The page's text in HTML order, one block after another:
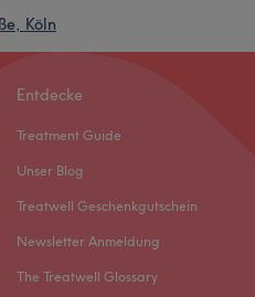
Köln
Entdecke
Treatment Guide
Unser Blog
Treatwell Geschenkgutschein
Newsletter Anmeldung
The Treatwell Glossary